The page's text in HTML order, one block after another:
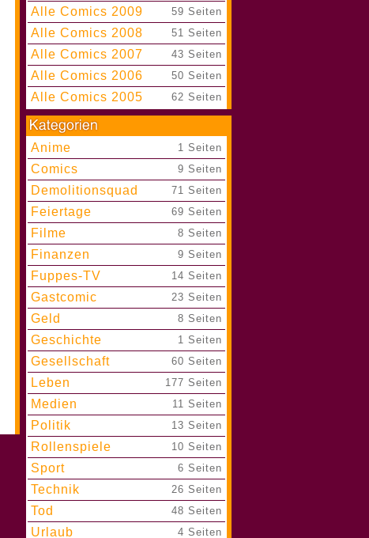
Alle Comics 2009 59 Seiten
Alle Comics 2008 51 Seiten
Alle Comics 2007 43 Seiten
Alle Comics 2006 50 Seiten
Alle Comics 2005 62 Seiten
Anime 1 Seiten
Comics 9 Seiten
Demolitionsquad 71 Seiten
Feiertage 69 Seiten
Filme 8 Seiten
Finanzen 9 Seiten
Fuppes-TV 14 Seiten
Gastcomic 23 Seiten
Geld 8 Seiten
Geschichte 1 Seiten
Gesellschaft 60 Seiten
Leben 177 Seiten
Medien 11 Seiten
Politik 13 Seiten
Rollenspiele 10 Seiten
Sport 6 Seiten
Technik 26 Seiten
Tod 48 Seiten
Urlaub 4 Seiten